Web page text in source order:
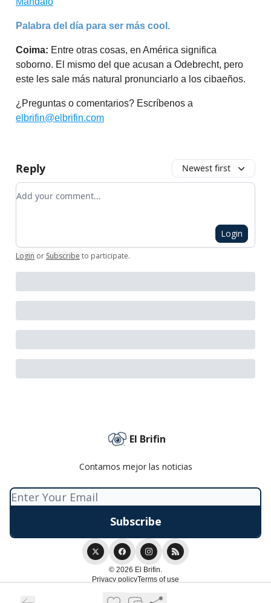
Palabra del día para ser más cool.
Coima: Entre otras cosas, en América significa
soborno. El mismo del que acusan a Odebrecht, pero
este les sale más natural pronunciarlo a los cibaeños.
¿Preguntas o comentarios? Escríbenos a
elbrifin@elbrifin.com
Reply Newest first
Add your comment
Login
Login or Subscribe to participate.
El Brifin
Contamos mejor las noticias
© 2026 El Brifin.
Privacy policyTerms of use
Powered by beehiiv